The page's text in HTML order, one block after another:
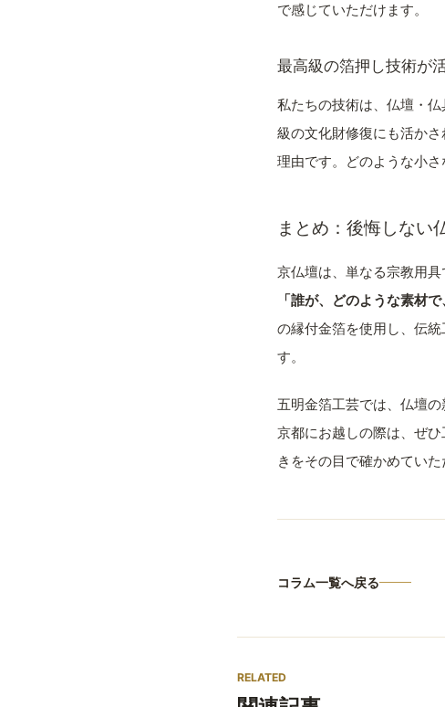
で感じていただけます。
最高級の箔押し技術が
私たちの技術は、仏壇・
級の文化財修復にも活か
理由です。どのような小
まとめ：後悔しない
京仏壇は、単なる宗教用
「誰が、どのような素材
の縁付金箔を使用し、伝
す。
五明金箔工芸では、仏壇
京都にお越しの際は、ぜ
きをその目で確かめていた
コラム一覧へ戻る
RELATED